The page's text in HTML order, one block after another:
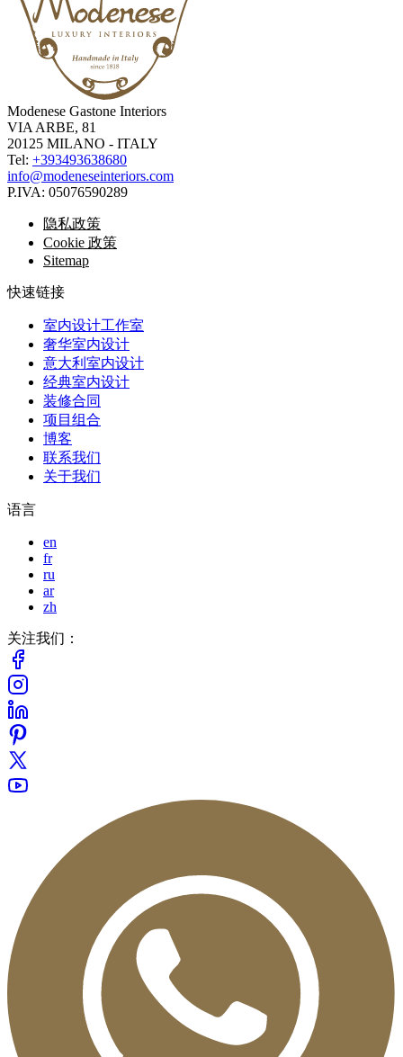
Modenese Gastone Interiors
VIA ARBE, 81
20125 MILANO - ITALY
Tel: +393493638680
info@modeneseinteriors.com
P.IVA: 05076590289
隐私政策
Cookie 政策
Sitemap
快速链接
室内设计工作室
奢华室内设计
意大利室内设计
经典室内设计
装修合同
项目组合
博客
联系我们
关于我们
语言
en
fr
ru
ar
zh
关注我们：